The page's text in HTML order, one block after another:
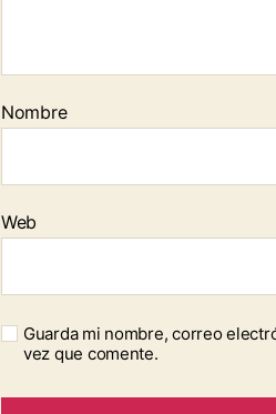
Nombre
Web
Guarda mi nombre, correo
vez que comente.